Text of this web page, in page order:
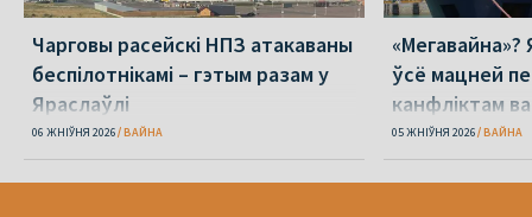
Чарговы расейскі НПЗ атакаваны
беспілотнікамі – гэтым разам у
Яраслаўлі
06 ЖНІЎНЯ 2026 ВАЙНА
«Мегавайна»?
ўсё мацней
канфліктам
05 ЖНІЎНЯ 2026 ВАЙНА